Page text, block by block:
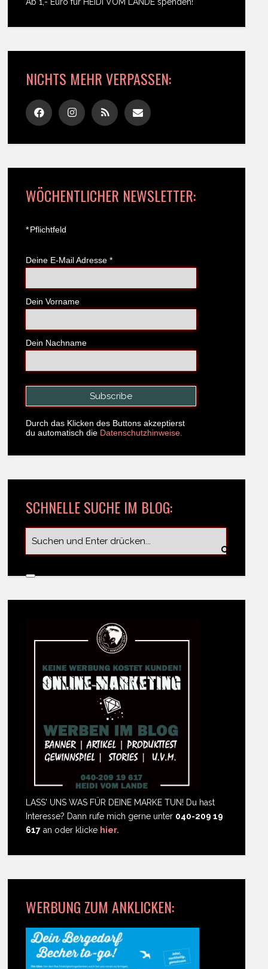
NICHTS MEHR VERPASSEN:
WÖCHENTLICHER NEWSLETTER:
*Pflichtfeld
Deine E-Mail Adresse *
Dein Vorname
Dein Nachname
Durch das Klicken des Buttons akzeptierst
du automatisch die Datenschutzhinweise.
SCHNELLE SUCHE IM BLOG:
LASS' UNS WAS FÜR DEINE MARKE TUN! Du hast
Interesse? Dann rufe mich gerne unter 040-209 19
617 an oder klicke hier.
WERBUNG ZUM ANKLICKEN: